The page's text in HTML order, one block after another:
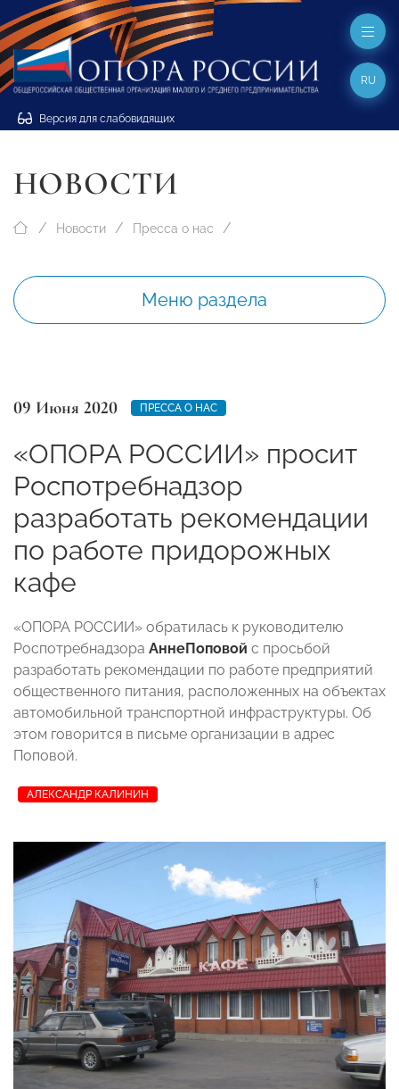
Версия для слабовидящих
RU
НОВОСТИ
Новости Пресса о нас
Меню раздела
09 Июня 2020 ПРЕССА О НАС
«ОПОРА РОССИИ» просит
Роспотребнадзор
разработать рекомендации
по работе придорожных
кафе
«ОПОРА РОССИИ» обратилась к руководителю
Роспотребнадзора АннеПоповой с просьбой
разработать рекомендации по работе предприятий
общественного питания, расположенных на объектах
автомобильной транспортной инфраструктуры. Об
этом говорится в письме организации в адрес
Поповой.
АЛЕКСАНДР КАЛИНИН